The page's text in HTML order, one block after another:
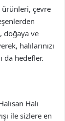
ürünleri, çevre
doğaya ve
halılarınızı
da hedefler.
Halı
ile sizlere en